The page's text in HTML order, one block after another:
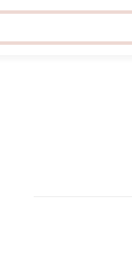
العصرية